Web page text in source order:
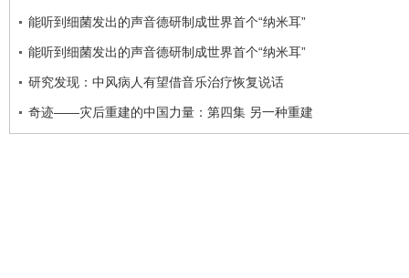
能听到细菌发出的声音德研制成世界首个“纳米耳”
能听到细菌发出的声音德研制成世界首个“纳米耳”
研究发现：中风病人有望借音乐治疗恢复说话
奇迹——灾后重建的中国力量：第四集 另一种重建